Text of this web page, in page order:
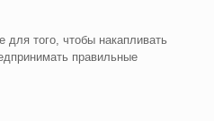
того, чтобы накапливать
правильные